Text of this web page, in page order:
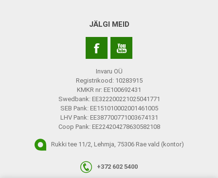
JÄLGI MEID
Invaru OÜ
Registrikood: 10283915
KMKR nr: EE100692431
Swedbank: EE322200221025041771
SEB Pank: EE151010002001461005
LHV Pank: EE387700771003674131
Coop Pank: EE224204278630582108
Rukki tee 11/2, Lehmja, 75306 Rae vald (kontor)
+372 602 5400